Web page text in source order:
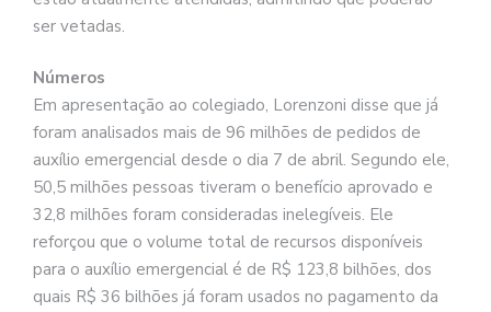
ser vetadas.
Números
Em apresentação ao colegiado, Lorenzoni disse que já
foram analisados mais de 96 milhões de pedidos de
auxílio emergencial desde o dia 7 de abril. Segundo ele,
50,5 milhões pessoas tiveram o benefício aprovado e
32,8 milhões foram consideradas inelegíveis. Ele
reforçou que o volume total de recursos disponíveis
para o auxílio emergencial é de R$ 123,8 bilhões, dos
quais R$ 36 bilhões já foram usados no pagamento da